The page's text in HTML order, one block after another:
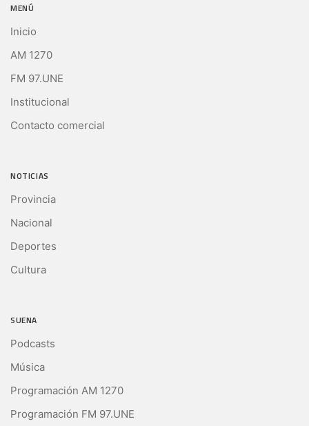
MENÚ
Inicio
AM 1270
FM 97.UNE
Institucional
Contacto comercial
NOTICIAS
Provincia
Nacional
Deportes
Cultura
SUENA
Podcasts
Música
Programación AM 1270
Programación FM 97.UNE